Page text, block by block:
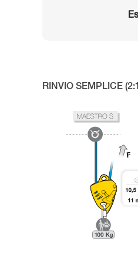
RINVIO SEMPLICE